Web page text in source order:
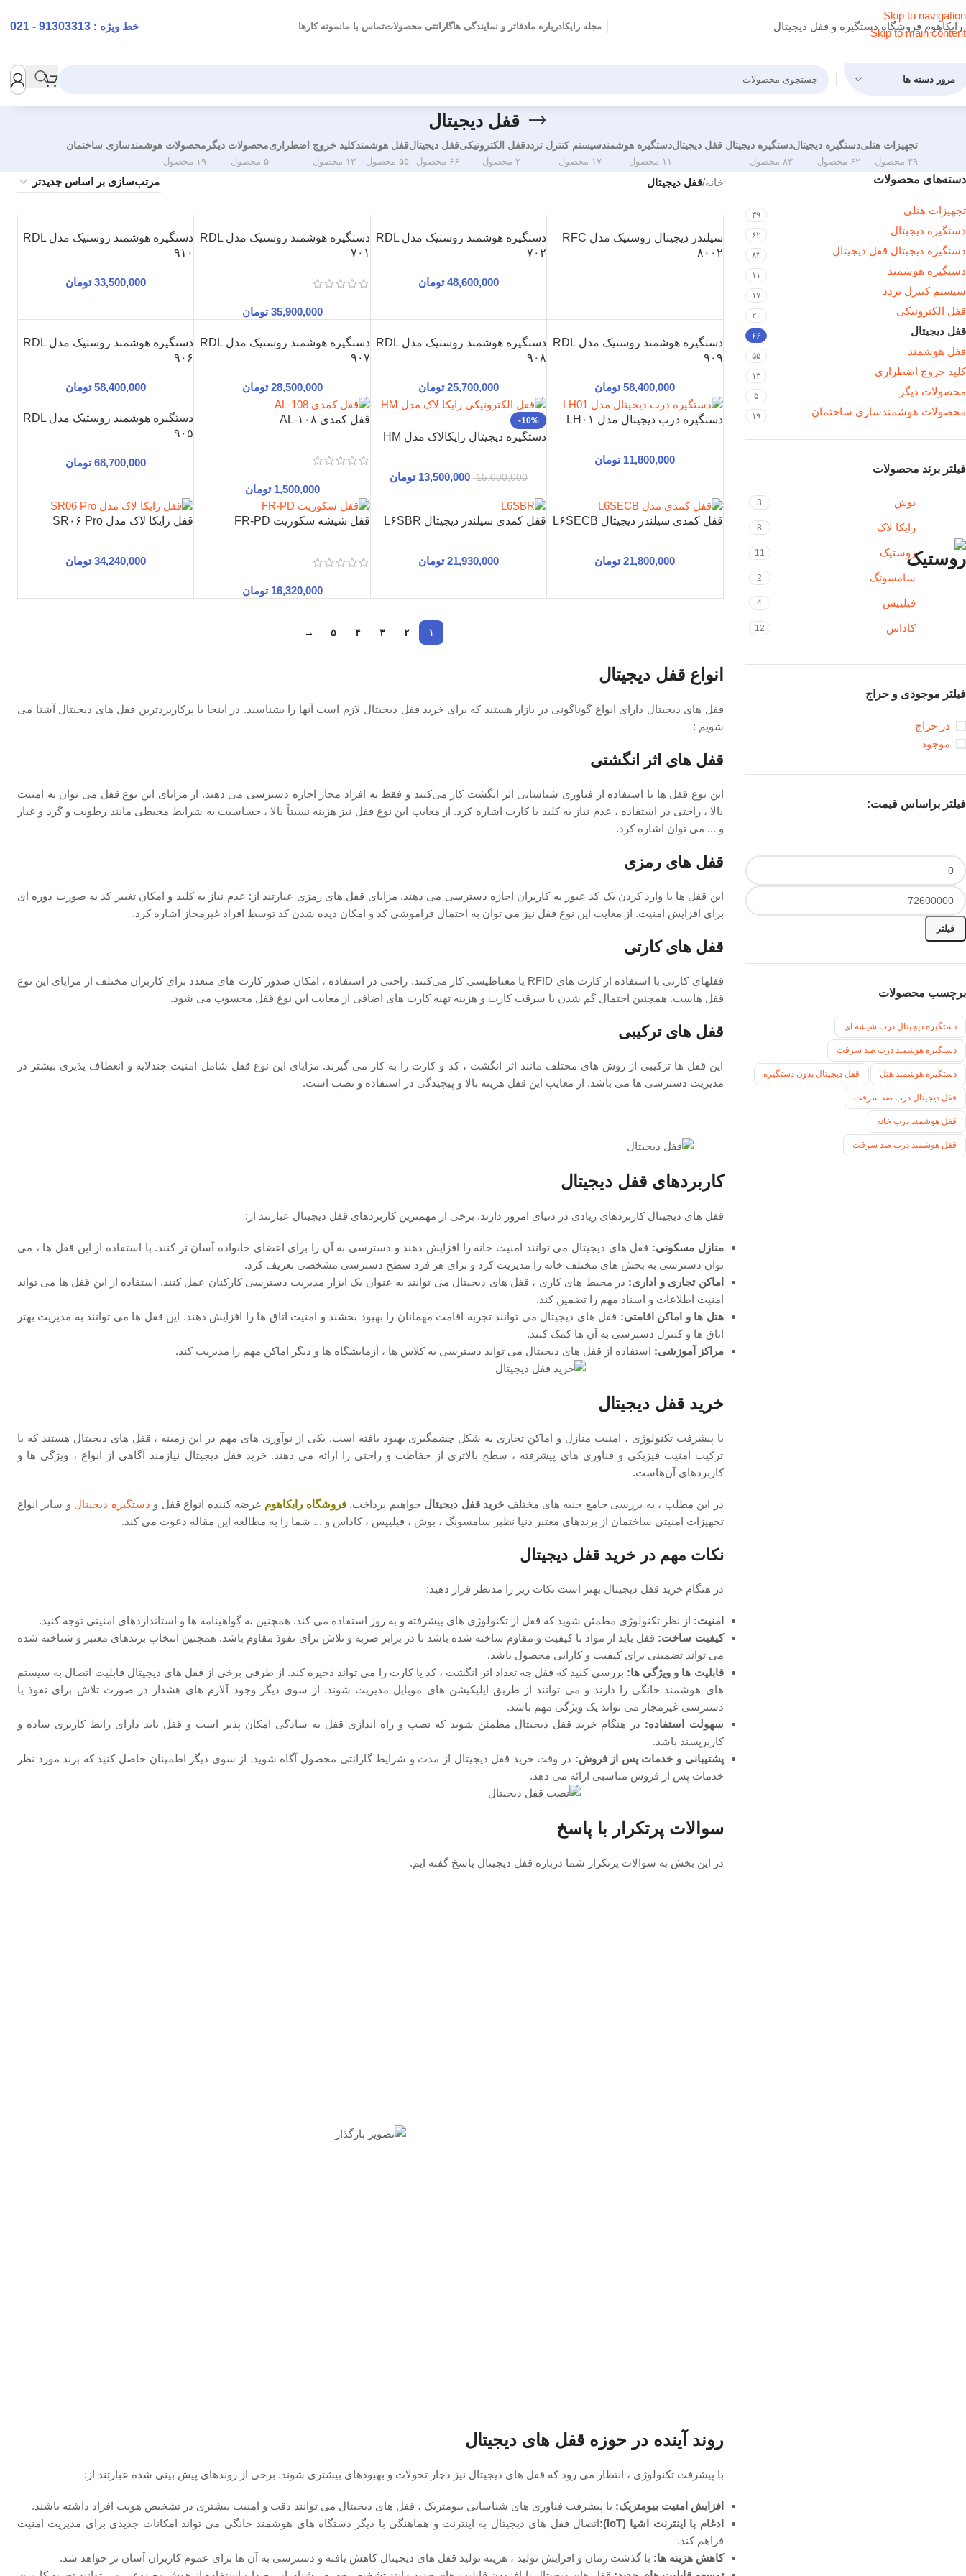
Skip to navigation
Skip to main content
رایکاهوم فروشگاه دستگیره و قفل دیجیتال مجله رایکادرباره مادفاتر و نمایندگی هاگارانتی محصولاتتماس با مانمونه کارها خط ویژه : 91303313 - 021
مرور دسته ها
قفل دیجیتال
تجهیزات هتلی
۳۹ محصول
دستگیره دیجیتال
۶۲ محصول
دستگیره دیجیتال قفل دیجیتال
۸۳ محصول
دستگیره هوشمند
۱۱ محصول
سیستم کنترل تردد
۱۷ محصول
قفل‌ الکترونیکی
۲۰ محصول
قفل دیجیتال
۶۶ محصول
قفل هوشمند
۵۵ محصول
کلید خروج اضطراری
۱۳ محصول
محصولات دیگر
۵ محصول
محصولات هوشمندسازی ساختمان
۱۹ محصول
دسته‌های محصولات
تجهیزات هتلی ۳۹
دستگیره دیجیتال ۶۲
دستگیره دیجیتال قفل دیجیتال ۸۳
دستگیره هوشمند ۱۱
سیستم کنترل تردد ۱۷
قفل‌ الکترونیکی ۲۰
قفل دیجیتال ۶۶
قفل هوشمند ۵۵
کلید خروج اضطراری ۱۳
محصولات دیگر ۵
محصولات هوشمندسازی ساختمان ۱۹
فیلتر برند محصولات
بوش 3
رایکا لاک 8
روستیک 11
سامسونگ 2
فیلیپس 4
کاداس 12
فیلتر موجودی و حراج
در حراج
موجود
فیلتر براساس قیمت:
فیلتر
برچسب محصولات
دستگیره دیجیتال درب شیشه ای
دستگیره هوشمند درب ضد سرقت
دستگیره هوشمند هتل قفل دیجیتال بدون دستگیره
قفل دیجیتال درب ضد سرقت
قفل هوشمند درب خانه
قفل هوشمند درب ضد سرقت
خانه/قفل دیجیتال
سیلندر دیجیتال روستیک مدل RFC
۸۰۰۲
دستگیره هوشمند روستیک مدل RDL
۷۰۲
48,600,000 تومان
دستگیره هوشمند روستیک مدل RDL
۷۰۱
35,900,000 تومان
دستگیره هوشمند روستیک مدل RDL
۹۱۰
33,500,000 تومان
دستگیره هوشمند روستیک مدل RDL
۹۰۹
58,400,000 تومان
دستگیره هوشمند روستیک مدل RDL
۹۰۸
25,700,000 تومان
دستگیره هوشمند روستیک مدل RDL
۹۰۷
28,500,000 تومان
دستگیره هوشمند روستیک مدل RDL
۹۰۶
58,400,000 تومان
دستگیره درب دیجیتال مدل LH۰۱
11,800,000 تومان
-10%
دستگیره دیجیتال رایکالاک مدل HM
15,000,000
13,500,000 تومان
قفل کمدی AL-۱۰۸
1,500,000 تومان
دستگیره هوشمند روستیک مدل RDL
۹۰۵
68,700,000 تومان
قفل کمدی سیلندر دیجیتال L۶SECB
21,800,000 تومان
قفل کمدی سیلندر دیجیتال L۶SBR
21,930,000 تومان
قفل شیشه سکوریت FR-PD
16,320,000 تومان
قفل رایکا لاک مدل SR۰۶ Pro
34,240,000 تومان
۱ ۲ ۳ ۴ ۵ →
انواع قفل ‌دیجیتال
قفل های دیجیتال دارای انواع گوناگونی در بازار هستند که برای خرید قفل دیجیتال لازم است آنها را بشناسید. در اینجا با پرکاربردترین قفل های دیجیتال آشنا می
شویم :
قفل‌ های اثر انگشتی
این نوع قفل ‌ها با استفاده از فناوری شناسایی اثر انگشت کار می‌کنند و فقط به افراد مجاز اجازه دسترسی می ‌دهند. از مزایای این نوع قفل می توان به امنیت
بالا ، راحتی در استفاده ، عدم نیاز به کلید یا کارت اشاره کرد. از معایب این نوع قفل نیز هزینه نسبتاً بالا ، حساسیت به شرایط محیطی مانند رطوبت و گرد و غبار
و ... می توان اشاره کرد.
قفل‌ های رمزی
این قفل‌ ها با وارد کردن یک کد عبور به کاربران اجازه دسترسی می‌ دهند. مزایای قفل های رمزی عبارتند از: عدم نیاز به کلید و امکان تغییر کد به صورت دوره ‌ای
برای افزایش امنیت. از معایب این نوع قفل نیز می توان به احتمال فراموشی کد و امکان دیده شدن کد توسط افراد غیرمجاز اشاره کرد.
قفل‌ های کارتی
قفلهای کارتی با استفاده از کارت ‌های RFID یا مغناطیسی کار می‌کنند. راحتی در استفاده ، امکان صدور کارت ‌های متعدد برای کاربران مختلف از مزایای این نوع
قفل هاست. همچنین احتمال گم شدن یا سرقت کارت و هزینه تهیه کارت‌ های اضافی از معایب این نوع قفل محسوب می شود.
قفل ‌های ترکیبی
این قفل ‌ها ترکیبی از روش ‌های مختلف مانند اثر انگشت ، کد و کارت را به کار می ‌گیرند. مزایای این نوع قفل شامل امنیت چندلایه و انعطاف‌ پذیری بیشتر در
مدیریت دسترسی ‌ها می باشد. از معایب این قفل هزینه بالا و پیچیدگی در استفاده و نصب است.
کاربردهای قفل دیجیتال
قفل های دیجیتال کاربردهای زیادی در دنیای امروز دارند. برخی از مهمترین کاربردهای قفل دیجیتال عبارتند از:
منازل مسکونی: قفل ‌های دیجیتال می ‌توانند امنیت خانه را افزایش دهند و دسترسی به آن را برای اعضای خانواده آسان‌ تر کنند. با استفاده از این قفل ‌ها ، می‌
توان دسترسی به بخش ‌های مختلف خانه را مدیریت کرد و برای هر فرد سطح دسترسی مشخصی تعریف کرد.
اماكن تجاری و اداری: در محیط ‌های کاری ، قفل ‌های دیجیتال می ‌توانند به عنوان یک ابزار مدیریت دسترسی کارکنان عمل کنند. استفاده از این قفل ‌ها می ‌تواند
امنیت اطلاعات و اسناد مهم را تضمین کند.
هتل ‌ها و اماکن اقامتی: قفل ‌های دیجیتال می ‌توانند تجربه اقامت مهمانان را بهبود بخشند و امنیت اتاق‌ ها را افزایش دهند. این قفل ‌ها می ‌توانند به مدیریت بهتر
اتاق ‌ها و کنترل دسترسی به آن ‌ها کمک کنند.
مراکز آموزشی: استفاده از قفل ‌های دیجیتال می ‌تواند دسترسی به کلاس ‌ها ، آزمایشگاه ‌ها و دیگر اماکن مهم را مدیریت کند.
خرید قفل دیجیتال
با پیشرفت تکنولوژی ، امنیت منازل و اماکن تجاری به شکل چشمگیری بهبود یافته است. یکی از نوآوری‌ های مهم در این زمینه ، قفل ‌های دیجیتال هستند که با
ترکیب امنیت فیزیکی و فناوری ‌های پیشرفته ، سطح بالاتری از حفاظت و راحتی را ارائه می ‌دهند. خرید قفل دیجیتال نیازمند آگاهی از انواع ، ویژگی‌ ها و
کاربردهای آن‌هاست.
در این مطلب ، به بررسی جامع جنبه‌ های مختلف خرید قفل دیجیتال خواهیم پرداخت.فروشگاه رایکاهوم عرضه کننده انواع قفل و دستگیره دیجیتال و سایر انواع
تجهیزات امنیتی ساختمان از برندهای معتبر دنیا نظیر سامسونگ ، بوش ، فیلیپس ، کاداس و ... شما را به مطالعه این مقاله دعوت می کند.
نکات مهم در خرید قفل دیجیتال
در هنگام خرید قفل دیجیتال بهتر است نکات زیر را مدنظر قرار دهید:
امنیت: از نظر تکنولوژی مطمئن شوید که قفل از تکنولوژی‌ های پیشرفته و به ‌روز استفاده می‌ کند. همچنین به گواهینامه‌ ها و استانداردهای امنیتی توجه کنید.
کیفیت ساخت: قفل باید از مواد با کیفیت و مقاوم ساخته شده باشد تا در برابر ضربه و تلاش برای نفوذ مقاوم باشد. همچنین انتخاب برندهای معتبر و شناخته شده
می ‌تواند تضمینی برای کیفیت و کارایی محصول باشد.
قابلیت ‌ها و ویژگی‌ ها: بررسی کنید که قفل چه تعداد اثر انگشت ، کد یا کارت را می ‌تواند ذخیره کند. از طرفی برخی از قفل ‌های دیجیتال قابلیت اتصال به سیستم‌
های هوشمند خانگی را دارند و می ‌توانند از طریق اپلیکیشن ‌های موبایل مدیریت شوند. از سوی دیگر وجود آلارم‌ های هشدار در صورت تلاش برای نفوذ یا
دسترسی غیرمجاز می‌ تواند یک ویژگی مهم باشد.
سهولت استفاده: در هنگام خرید قفل دیجیتال مطمئن شوید که نصب و راه‌ اندازی قفل به سادگی امکان ‌پذیر است و قفل باید دارای رابط کاربری ساده و
کاربرپسند باشد.
پشتیبانی و خدمات پس از فروش: در وقت خرید قفل دیجیتال از مدت و شرایط گارانتی محصول آگاه شوید. از سوی دیگر اطمینان حاصل کنید که برند مورد نظر
خدمات پس از فروش مناسبی ارائه می ‌دهد.
سوالات پرتکرار با پاسخ
در این بخش به سوالات پرتکرار شما درباره قفل دیجیتال پاسخ گفته ایم.
روند آینده در حوزه قفل‌ های دیجیتال
با پیشرفت تکنولوژی ، انتظار می‌ رود که قفل‌ های دیجیتال نیز دچار تحولات و بهبودهای بیشتری شوند. برخی از روندهای پیش ‌بینی‌ شده عبارتند از:
افزایش امنیت بیومتریک: با پیشرفت فناوری ‌های شناسایی بیومتریک ، قفل ‌های دیجیتال می ‌توانند دقت و امنیت بیشتری در تشخیص هویت افراد داشته باشند.
ادغام با اینترنت اشیا (IoT):
اتصال قفل‌ های دیجیتال به اینترنت و هماهنگی با دیگر دستگاه ‌های هوشمند خانگی می ‌تواند امکانات جدیدی برای مدیریت امنیت
فراهم کند.
کاهش هزینه‌ ها: با گذشت زمان و افزایش تولید ، هزینه تولید قفل ‌های دیجیتال کاهش یافته و دسترسی به آن‌ ها برای عموم کاربران آسان ‌تر خواهد شد.